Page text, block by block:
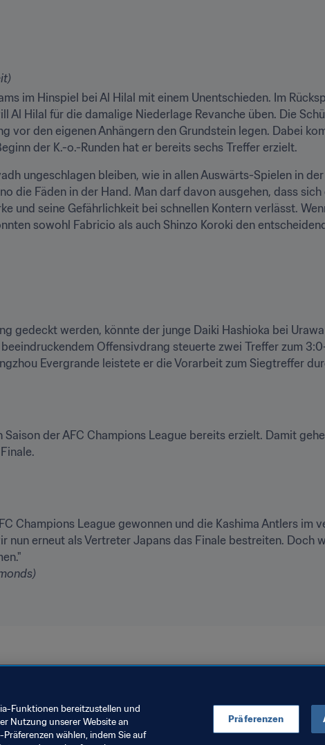
im Hinspiel bei Al Hilal mit einem Unentschieden. Im
Al Hilal für die damalige Niederlage Revanche üben. Die
vor den eigenen Anhängern den Grundstein legen. Dabei
der K.-o.-Runden hat er bereits sechs Treffer erzielt.
ungeschlagen bleiben, wie in allen Auswärts-Spielen in
die Fäden in der Hand. Man darf davon ausgehen, dass sich
und seine Gefährlichkeit bei schnellen Kontern verlässt.
sowohl Fabricio als auch Shinzo Koroki den
gedeckt werden, könnte der junge Daiki Hashioka bei
Offensivdrang steuerte zwei Treffer zum
Evergrande leistete er die Vorarbeit zum Siegtreffer
der AFC Champions League bereits erzielt. Damit
Champions League gewonnen und die Kashima Antlers im
nun erneut als Vertreter Japans das Finale bestreiten. Doch
Funktionen bereitzustellen und
Nutzung unserer Website an
wählen, indem Sie auf
Präferenzen